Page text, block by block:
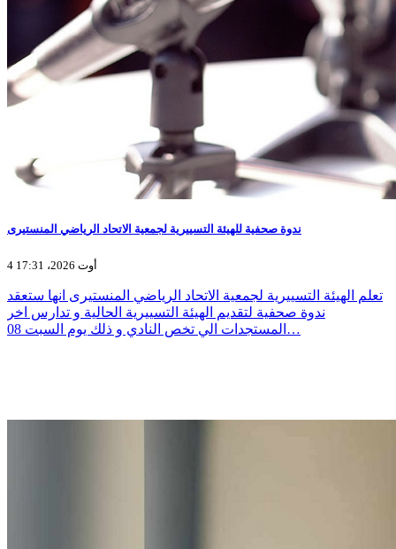
ندوة صحفية للهيئة التسييرية لجمعية الاتحاد الرياضي المنستيرى
4 أوت 2026، 17:31
تعلم الهيئة التسييرية لجمعية الاتحاد الرياضي المنستيرى انها ستعقد
ندوة صحفية لتقديم الهيئة التسييرية الحالية و تدارس اخر
المستجدات الي تخص النادي و ذلك يوم السبت 08…